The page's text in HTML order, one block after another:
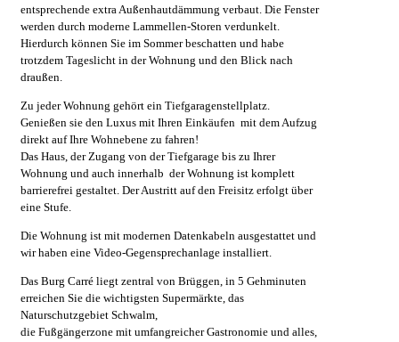
entsprechende extra Außenhautdämmung verbaut. Die Fenster
werden durch moderne Lammellen-Storen verdunkelt.
Hierdurch können Sie im Sommer beschatten und habe
trotzdem Tageslicht in der Wohnung und den Blick nach
draußen.
Zu jeder Wohnung gehört ein Tiefgaragenstellplatz.
Genießen sie den Luxus mit Ihren Einkäufen mit dem Aufzug
direkt auf Ihre Wohnebene zu fahren!
Das Haus, der Zugang von der Tiefgarage bis zu Ihrer
Wohnung und auch innerhalb der Wohnung ist komplett
barrierefrei gestaltet. Der Austritt auf den Freisitz erfolgt über
eine Stufe.
Die Wohnung ist mit modernen Datenkabeln ausgestattet und
wir haben eine Video-Gegensprechanlage installiert.
Das Burg Carré liegt zentral von Brüggen, in 5 Gehminuten
erreichen Sie die wichtigsten Supermärkte, das
Naturschutzgebiet Schwalm,
die Fußgängerzone mit umfangreicher Gastronomie und alles,